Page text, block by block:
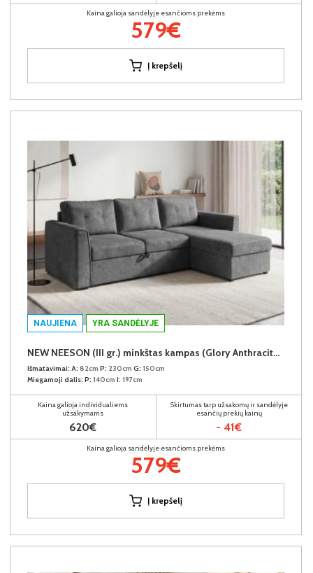
Kaina galioja sandėlyje esančioms prekėms
579€
Į krepšelį
NAUJIENA YRA SANDĖLYJE
NEW NEESON (III gr.) minkštas kampas (Glory Anthracite-18)
Išmatavimai: A: 82cm P: 230cm G: 150cm
Miegamoji dalis: P: 140cm I: 197cm
Kaina galioja individualiems
užsakymams
620€
Skirtumas tarp užsakomų ir sandėlyje
esančių prekių kainų
- 41€
Kaina galioja sandėlyje esančioms prekėms
579€
Į krepšelį